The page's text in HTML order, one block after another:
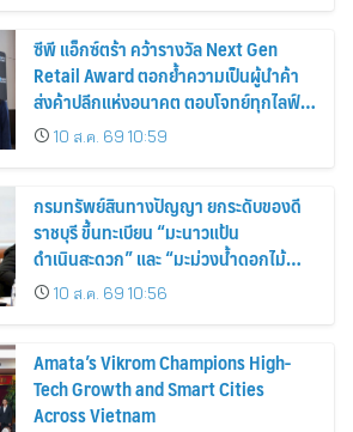
ซีพี แอ็กซ์ตร้า คว้ารางวัล Next Gen
Retail Award ตอกย้ำความเป็นผู้นำค้า
ส่งค้าปลีกแห่งอนาคต ตอบโจทย์ทุกไลฟ์
สไตล์ผู้บริโภค
10 ส.ค. 69 10:59
กรมทรัพย์สินทางปัญญา ยกระดับของดี
ราชบุรี ขึ้นทะเบียน “มะนาวแป้น
ดำเนินสะดวก” และ “มะม่วงน้ำดอกไม้
ราชบุรี” เป็น GI น้องใหม่ เดินหน้าเพิ่ม
มูลค่าเกษตรอัตลักษณ์ ขับเคลื่อน
เศรษฐกิจชุมชน
10 ส.ค. 69 10:56
Amata’s Vikrom Champions High-
Tech Growth and Smart Cities
Across Vietnam